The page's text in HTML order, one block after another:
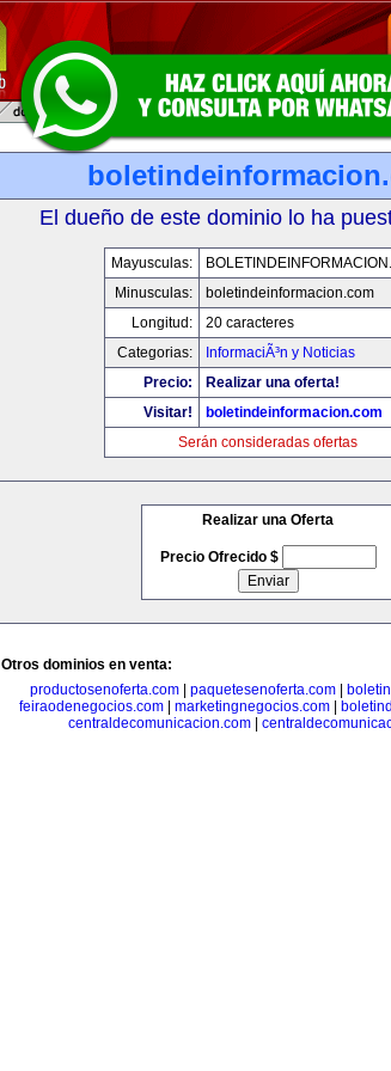
El dueño de este dominio lo ha
Mayusculas:
Minusculas:
boletindeinformacion.com
Longitud:
20 caracteres
Categorias:
InformaciÃ³n y Noticias
Precio:
Realizar una oferta!
Visitar!
boletindeinformacion.com
Serán consideradas ofertas
Realizar una Oferta
Precio Ofrecido $
Otros dominios en venta:
productosenoferta.com| paquetesenoferta.com|
feiraodenegocios.com
marketingnegocios.com
centraldecomunicacion.com